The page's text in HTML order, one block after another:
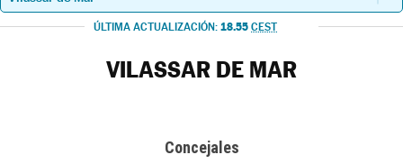
ÚLTIMA ACTUALIZACIÓN: 18.55 CEST
VILASSAR DE MAR
Concejales